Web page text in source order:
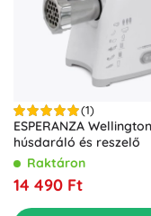
(1)
ESPERANZA Wellington
húsdaráló és reszelő
Raktáron
14 490 Ft